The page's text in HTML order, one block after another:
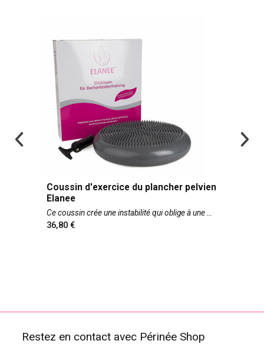
Coussin d'exercice du plancher pelvien
Elanee
Ce coussin crée une instabilité qui oblige à une
36,80
Restez en contact avec Périnée Shop